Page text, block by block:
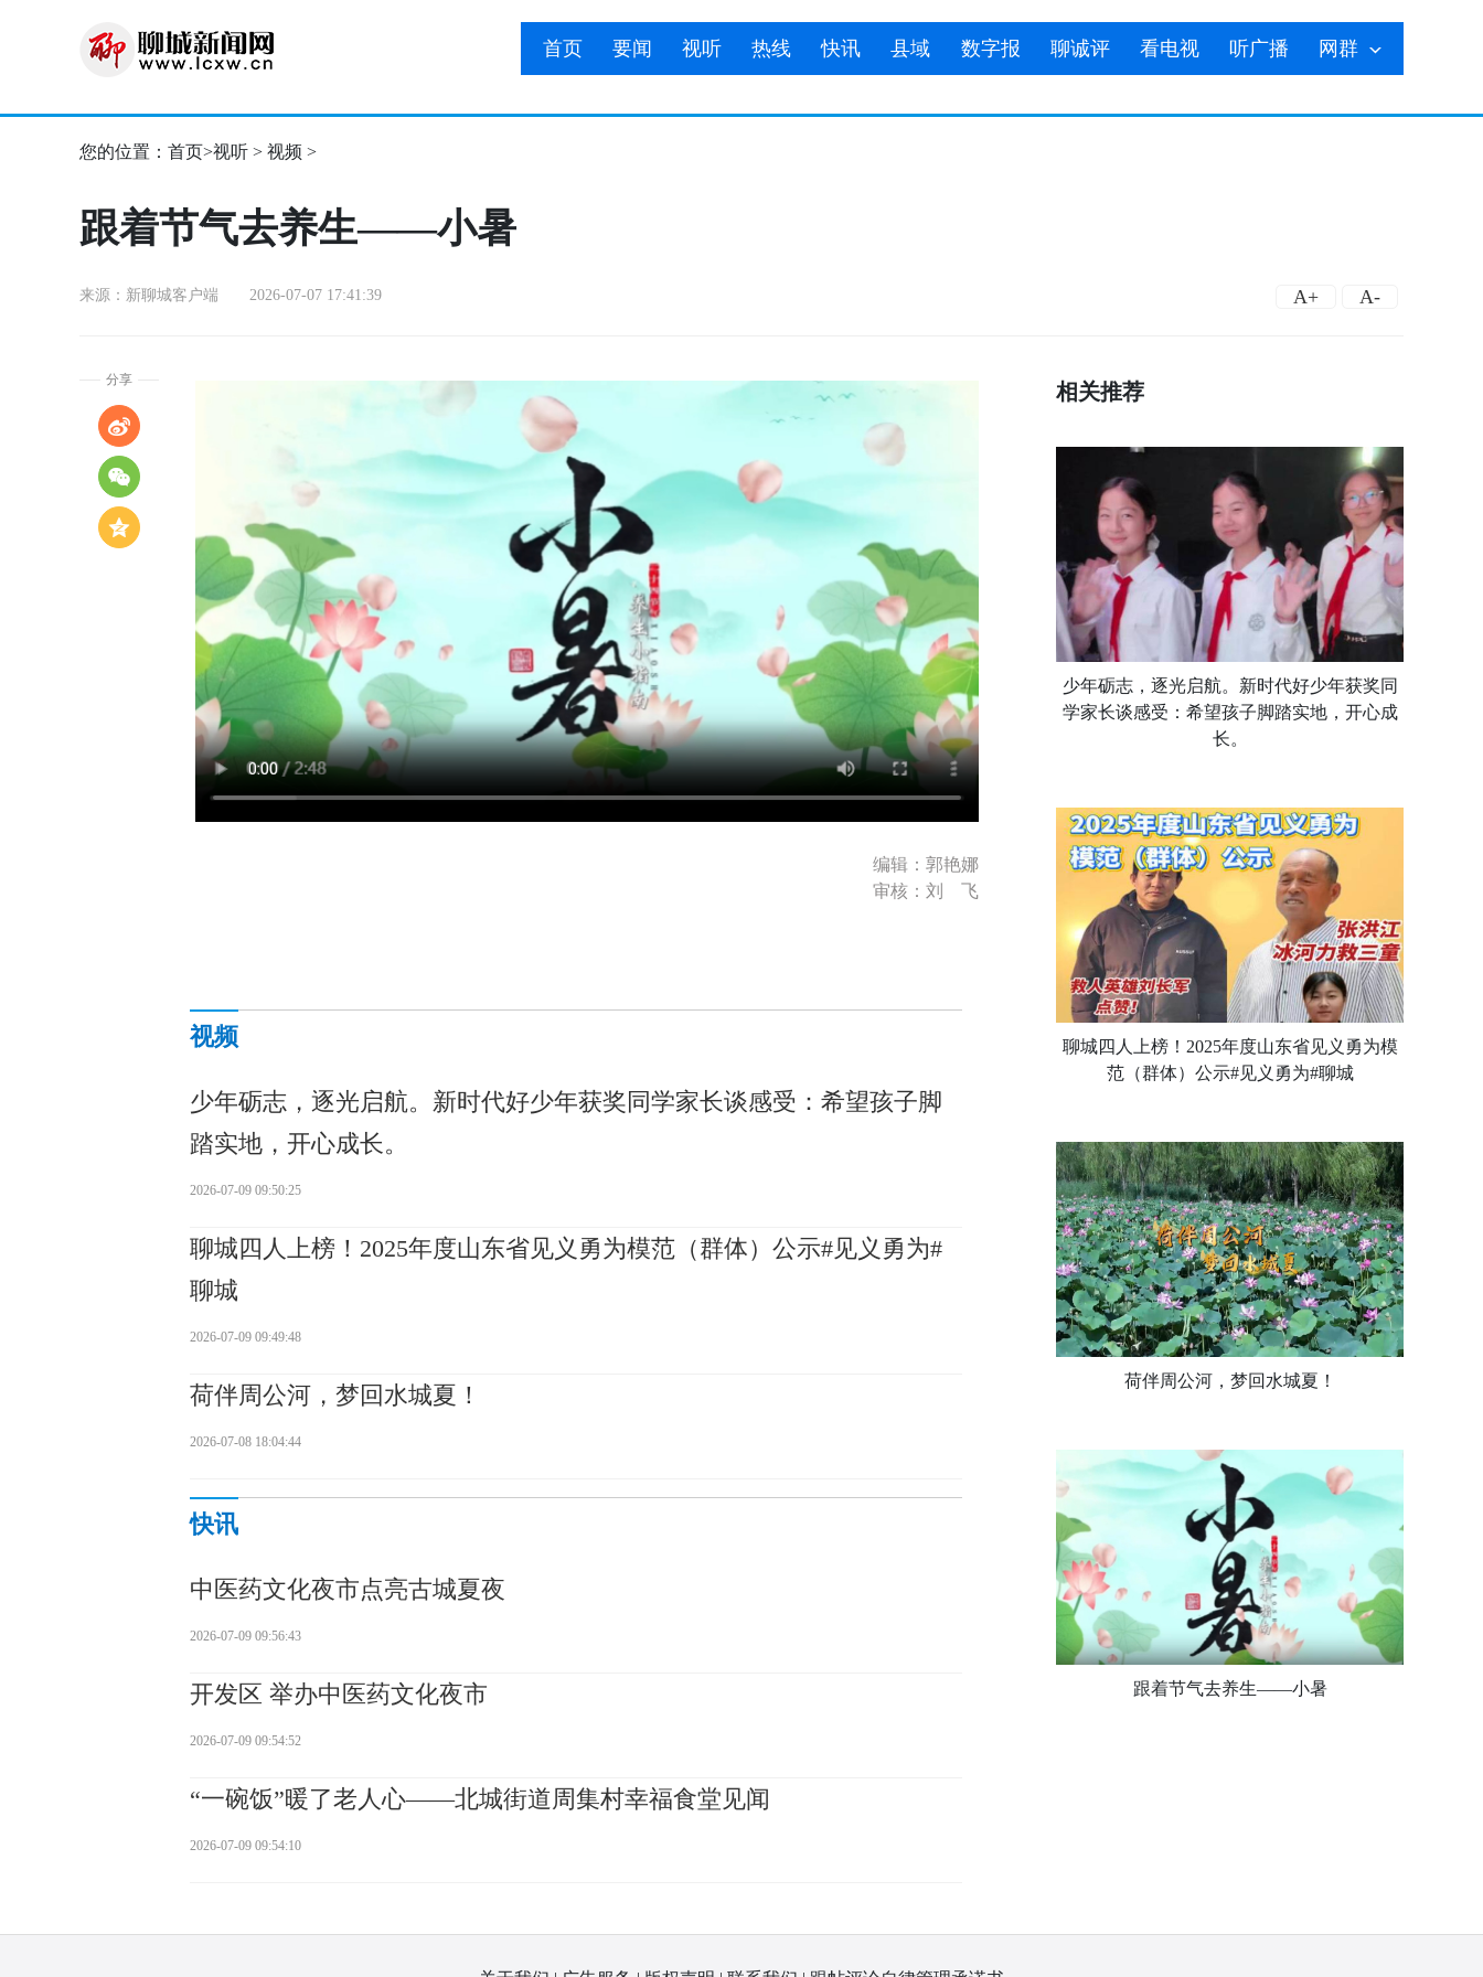
首页 要闻 视听 热线 快讯 县域 数字报 聊诚评 看电视 听广播 网群
您的位置： 首页>视听 > 视频 >
跟着节气去养生——小暑
来源：新聊城客户端 2026-07-07 17:41:39 A+ A-
分享
编辑：郭艳娜
审核：刘 飞
相关推荐
少年砺志，逐光启航。新时代好少年获奖同
学家长谈感受：希望孩子脚踏实地，开心成
长。
聊城四人上榜！2025年度山东省见义勇为模
范（群体）公示#见义勇为#聊城
荷伴周公河，梦回水城夏！
跟着节气去养生——小暑
视频
少年砺志，逐光启航。新时代好少年获奖同学家长谈感受：希望孩子脚
踏实地，开心成长。
2026-07-09 09:50:25
聊城四人上榜！2025年度山东省见义勇为模范（群体）公示#见义勇为#
聊城
2026-07-09 09:49:48
荷伴周公河，梦回水城夏！
2026-07-08 18:04:44
快讯
中医药文化夜市点亮古城夏夜
2026-07-09 09:56:43
开发区 举办中医药文化夜市
2026-07-09 09:54:52
“一碗饭”暖了老人心——北城街道周集村幸福食堂见闻
2026-07-09 09:54:10